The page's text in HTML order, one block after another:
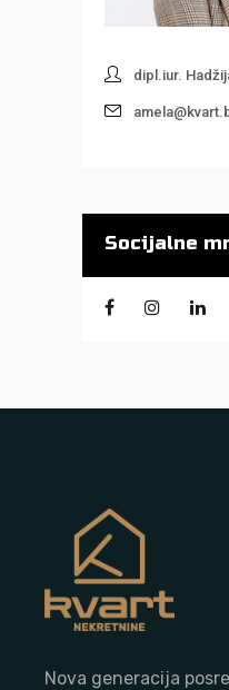
dipl.iur.
Socijalne
Nova generacija